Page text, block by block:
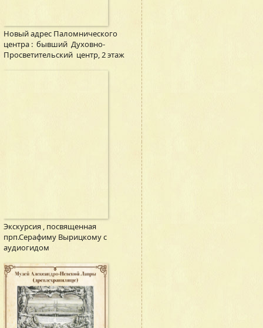
Новый адрес Паломнического
центра : бывший Духовно-
Просветительский центр, 2 этаж
Экскурсия , посвященная
прп.Серафиму Вырицкому с
аудиогидом